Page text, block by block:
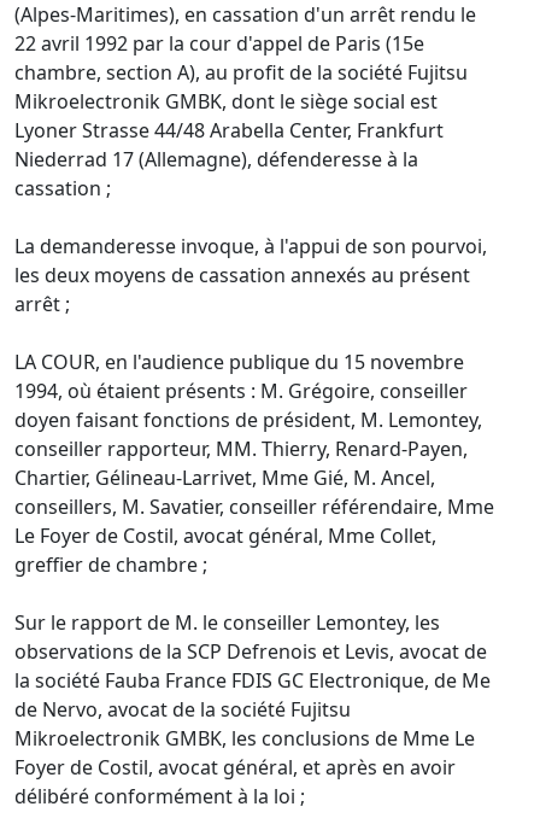
(Alpes-Maritimes), en cassation d'un arrêt rendu le
22 avril 1992 par la cour d'appel de Paris (15e
chambre, section A), au profit de la société Fujitsu
Mikroelectronik GMBK, dont le siège social est
Lyoner Strasse 44/48 Arabella Center, Frankfurt
Niederrad 17 (Allemagne), défenderesse à la
cassation ;
La demanderesse invoque, à l'appui de son pourvoi,
les deux moyens de cassation annexés au présent
arrêt ;
LA COUR, en l'audience publique du 15 novembre
1994, où étaient présents : M. Grégoire, conseiller
doyen faisant fonctions de président, M. Lemontey,
conseiller rapporteur, MM. Thierry, Renard-Payen,
Chartier, Gélineau-Larrivet, Mme Gié, M. Ancel,
conseillers, M. Savatier, conseiller référendaire, Mme
Le Foyer de Costil, avocat général, Mme Collet,
greffier de chambre ;
Sur le rapport de M. le conseiller Lemontey, les
observations de la SCP Defrenois et Levis, avocat de
la société Fauba France FDIS GC Electronique, de Me
de Nervo, avocat de la société Fujitsu
Mikroelectronik GMBK, les conclusions de Mme Le
Foyer de Costil, avocat général, et après en avoir
délibéré conformément à la loi ;